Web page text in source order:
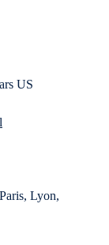
US
Lyon,